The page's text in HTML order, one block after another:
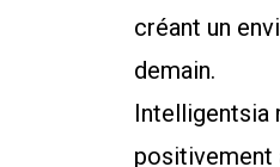
créant un
demain.
Intelligentsia
positivement